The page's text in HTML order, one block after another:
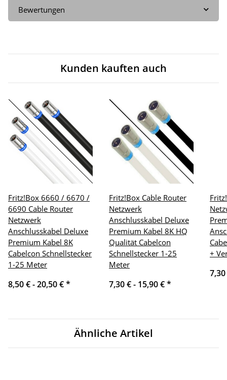
Bewertungen
Kunden kauften auch
Fritz!Box 6660 / 6670 /
6690 Cable Router
Netzwerk
Anschlusskabel Deluxe
Premium Kabel 8K
Cabelcon Schnellstecker
1-25 Meter
8,50 € -20,50 €*
Fritz!Box Cable Router
Netzwerk
Anschlusskabel Deluxe
Premium Kabel 8K HQ
Qualität Cabelcon
Schnellstecker 1-25
Meter
7,30 € - 15,90 €*
+
Ähnliche Artikel